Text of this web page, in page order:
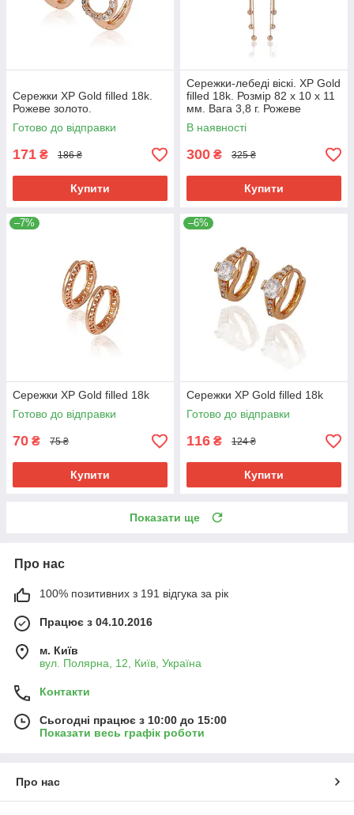
Сережки ХР Gold filled 18k.
Рожеве золото.
Готово до відправки
171 ₴ 186 ₴
Купити
Сережки-лебеді віскі. ХР Gold
filled 18k. Розмір 82 х 10 х 11
мм. Вага 3,8 г. Рожеве
золото.
В наявності
300 ₴ 325 ₴
Купити
–7%
Сережки ХР Gold filled 18k
Готово до відправки
70 ₴ 75 ₴
Купити
–6%
Сережки ХР Gold filled 18k
Готово до відправки
116 ₴ 124 ₴
Купити
Показати ще
Про нас
100% позитивних з 191 відгука за рік
Працює з 04.10.2016
м. Київ
вул. Полярна, 12, Київ, Україна
Контакти
Сьогодні працює з 10:00 до 15:00
Показати весь графік роботи
Про нас